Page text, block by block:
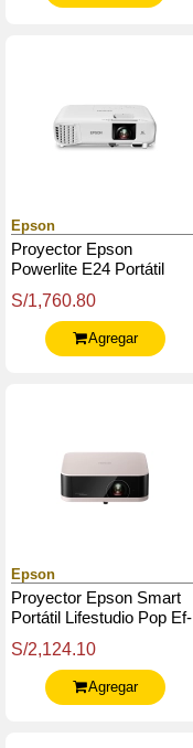
Epson
Proyector Epson
Powerlite E24 Portátil
S/1,760.80
Agregar
Epson
Proyector Epson Smart
Portátil Lifestudio Pop Ef-
Hd
S/2,124.10
Agregar